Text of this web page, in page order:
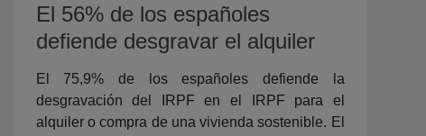
El 56% de los españoles
defiende desgravar el alquiler
El 75,9% de los españoles defiende la
desgravación del IRPF en el IRPF para el
alquiler o compra de una vivienda sostenible. El